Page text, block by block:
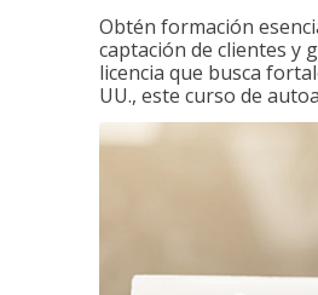
Obtén formación
captación de clientes y
licencia que busca
UU., este curso de